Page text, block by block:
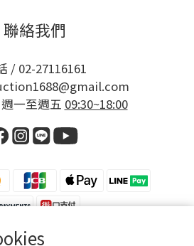
聯絡我們
/ 02-27116161
一至週五 09:30~18:00